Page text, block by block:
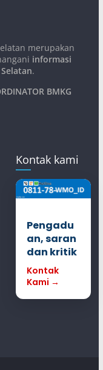
merupakan
informasi
.
BMKG
Kontak kami
Pengadu
an, saran
dan kritik
Kontak
Kami →